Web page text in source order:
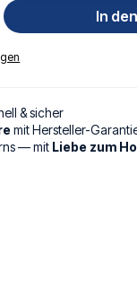
den In
& sicher
mit Hersteller-
— mit Liebe zum